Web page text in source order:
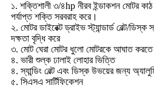
১. শক্তিশালী ৩/৪hp নীরব ইন্ডাকশন মোটর কাঠ
পর্যাপ্ত শক্তি সরবরাহ করে।
২. মোটর ডাইরেক্ট ড্রাইভ স্ট্যান্ডার্ড বেল্ট/ডিস্ক
দক্ষতা বৃদ্ধি করে
৩. মোট ঘেরা মোটর ধুলো মোটরকে আঘাত করতে
৪. ভারী শুল্ক ঢালাই লোহার ভিত্তি
৪. স্যান্ডিং বেল্ট এবং ডিস্ক উভয়ের জন্য
৫. সিএসএ সার্টিফিকেশন